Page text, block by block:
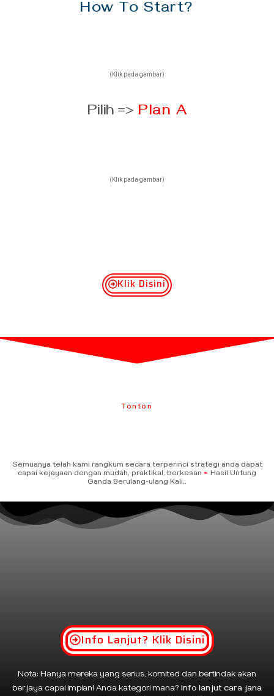
How To Start?
(Klik pada gambar)
Pilih => Plan A
(Klik pada gambar)
Klik Disini
Tonton
Semuanya telah kami rangkum secara terperinci strategi anda dapat
capai kejayaan dengan mudah, praktikal, berkesan = Hasil Untung
Ganda Berulang-ulang Kali..
Info Lanjut? Klik Disini
Nota: Hanya mereka yang serius, komited dan bertindak akan
berjaya capai impian! Anda kategori mana? Info lanjut cara jana